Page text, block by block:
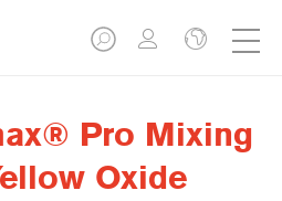
Pro Mixing
Oxide